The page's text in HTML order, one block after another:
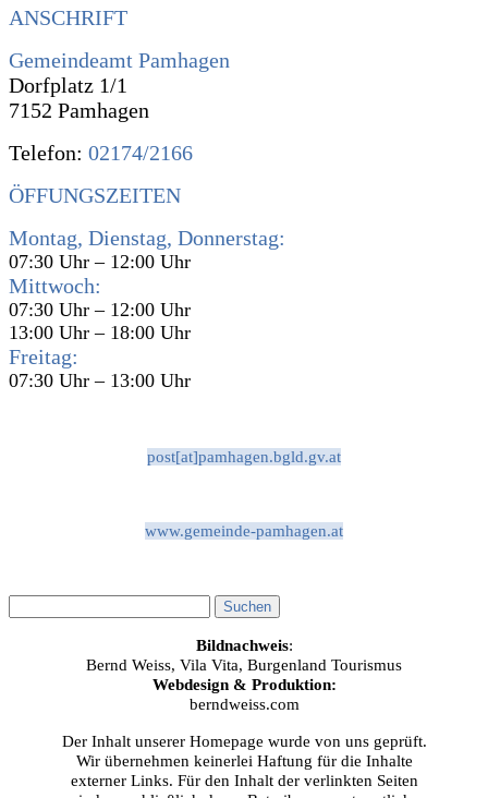
ANSCHRIFT
Gemeindeamt Pamhagen
Dorfplatz 1/1
7152 Pamhagen
Telefon: 02174/2166
ÖFFUNGSZEITEN
Montag, Dienstag, Donnerstag:
07:30 Uhr – 12:00 Uhr
Mittwoch:
07:30 Uhr – 12:00 Uhr
13:00 Uhr – 18:00 Uhr
Freitag:
07:30 Uhr – 13:00 Uhr
post[at]pamhagen.bgld.gv.at
www.gemeinde-pamhagen.at
Bildnachweis:
Bernd Weiss, Vila Vita, Burgenland Tourismus
Webdesign & Produktion:
berndweiss.com
Der Inhalt unserer Homepage wurde von uns geprüft.
Wir übernehmen keinerlei Haftung für die Inhalte
externer Links. Für den Inhalt der verlinkten Seiten